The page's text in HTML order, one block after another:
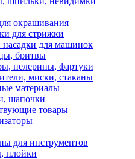
окрашивания
для стрижки
для машинок
бритвы
пелерины, фартуки
миски, стаканы
материалы
шапочки
товары
для инструментов
плойки